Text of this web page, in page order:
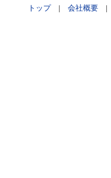
トップ| 会社概要|